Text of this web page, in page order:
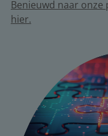
Benieuwd naar onze
hier.